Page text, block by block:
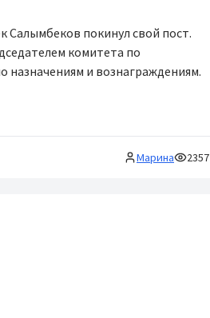
Салымбеков покинул свой пост.
комитета по
назначениям и вознаграждениям.
Марина 2357